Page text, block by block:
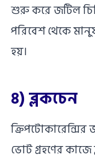
শুরু করে জটিল
পরিবেশ থেকে
হয়।
৪) ব্লকচেন
ক্রিপটোকারেন্সির
ভোট গ্রহণের কাজে